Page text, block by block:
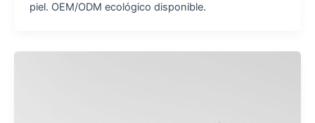
piel. OEM/ODM ecológico disponible.